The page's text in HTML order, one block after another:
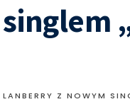
LANBERRY Z NOWYM